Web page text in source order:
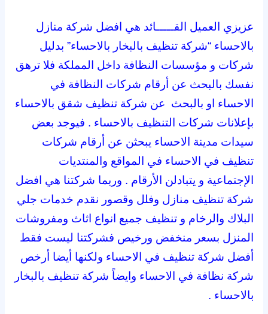
عزيزي العميل القـــــائد هي افضل شركة منازل
بالاحساء “شركة تنظيف بالبخار بالاحساء” بدليل
شركات و مؤسسات النظافة داخل المملكة فلا ترهق
نفسك بالبحث عن أرقام شركات النظافة في
الاحساء او بالبحث عن شركة تنظيف شقق بالاحساء
بإعلانات شركات التنظيف بالاحساء . فيوجد بعض
سيدات مدينة الاحساء يبحثن عن أرقام شركات
تنظيف في الاحساء في المواقع والمنتديات
الإجتماعية و يتبادلن الأرقام . وربما شركتنا هي افضل
شركة تنظيف منازل وفلل وقصور نقدم خدمات جلي
البلاك والرخام و تنظيف جميع انواع اثاث ومفروشات
المنزل بسعر منخفض ورخيص فشركتنا ليست فقط
أفضل شركة تنظيف في الاحساء ولكنها أيضا أرخص
شركة نظافة في الاحساء وايضاً شركة تنظيف بالبخار
بالاحساء .